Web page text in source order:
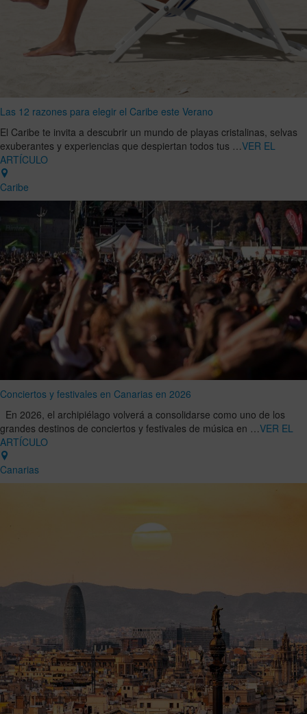
Las 12 razones para elegir el Caribe este Verano
El Caribe te invita a descubrir un mundo de playas cristalinas, selvas
exuberantes y experiencias que despiertan todos tus …VER EL
ARTÍCULO
Caribe
Conciertos y festivales en Canarias en 2026
En 2026, el archipiélago volverá a consolidarse como uno de los
grandes destinos de conciertos y festivales de música en …VER EL
ARTÍCULO
Canarias